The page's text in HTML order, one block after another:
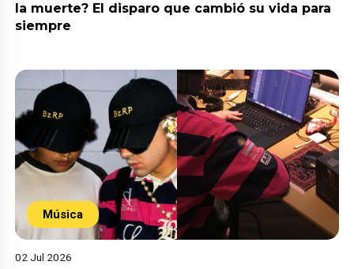
la muerte? El disparo que cambió su vida para
siempre
Música
02 Jul 2026